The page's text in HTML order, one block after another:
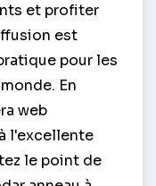
et profiter
est
pour les
En
web
l'excellente
le point de